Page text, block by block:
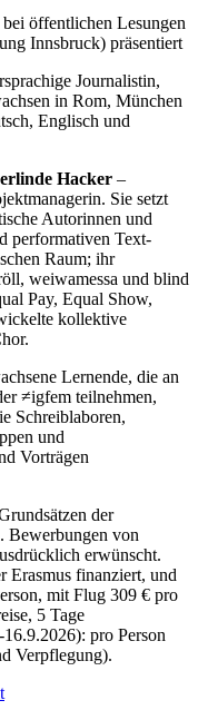
öffentlichen Lesungen
Innsbruck) präsentiert
Journalistin,
in Rom, München
Englisch und
Hacker –
Sie setzt
Autorinnen und
performativen Text-
Raum; ihr
weiwamessa und blind
Pay, Equal Show,
kollektive
Lernende, die an
≠igfem teilnehmen,
Schreiblaboren,
und
Vorträgen
der
Bewerbungen von
erwünscht.
Erasmus finanziert, und
mit Flug 309 € pro
5 Tage
16.9.2026): pro Person
Verpflegung).